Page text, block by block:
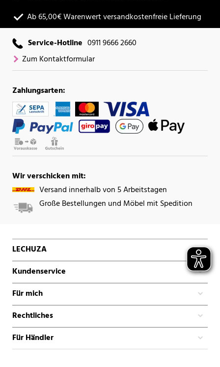
Ab 65,00€ Warenwert versandkostenfreie Lieferung
Service-Hotline 0911 9666 2660
Zum Kontaktformular
Zahlungsarten:
Wir verschicken mit:
Versand innerhalb von 5 Arbeitstagen
Große Bestellungen und Möbel mit Spedition
LECHUZA
Kundenservice
Für mich
Rechtliches
Für Händler